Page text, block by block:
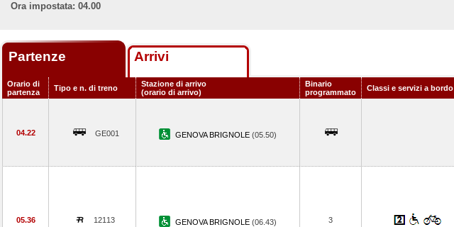
Ora impostata: 04.00
Partenze Arrivi
Orario di
partenza
Tipo e n. di treno
Stazione di arrivo
(orario di arrivo)
Binario
programmato
Classi e servizi a bordo
04.22 GE001 GENOVA BRIGNOLE (05.50)
05.36 12113 GENOVA BRIGNOLE (06.43) 3